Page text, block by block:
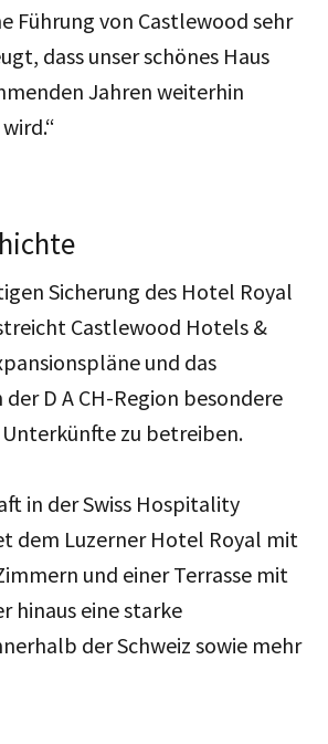
Führung von Castlewood sehr
dass unser schönes Haus
Jahren weiterhin
Sicherung des Hotel Royal
Castlewood Hotels &
und das
D A CH-Region besondere
zu betreiben.
in der Swiss Hospitality
dem Luzerner Hotel Royal mit
und einer Terrasse mit
hinaus eine starke
der Schweiz sowie mehr